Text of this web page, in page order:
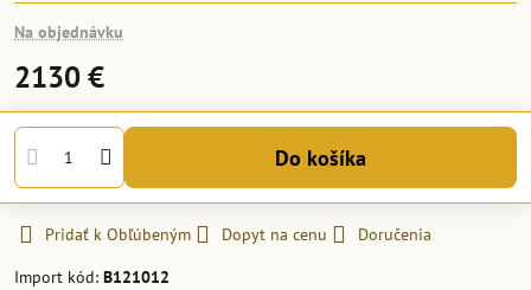
Na objednávku
2130 €
Do košíka
Pridať k Obľúbeným Dopyt na cenu
Doručenia
Import kód: B121012